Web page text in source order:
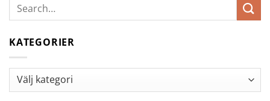
KATEGORIER
Kategorier